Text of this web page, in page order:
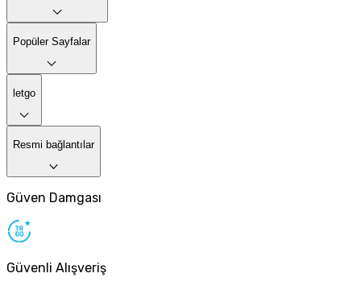
Popüler Sayfalar
letgo
Resmi bağlantılar
Güven Damgası
Güvenli Alışveriş